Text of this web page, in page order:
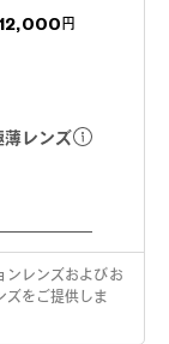
12,000 円
薄レンズ
ンレンズおよびお
ズをご提供しま